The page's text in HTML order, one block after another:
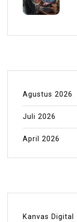
Agustus 2026
Juli 2026
April 2026
Kanvas Digital